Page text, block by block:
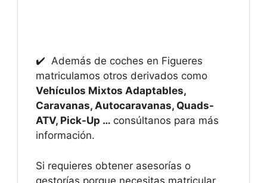
✔️ Además de coches en Figueres
matriculamos otros derivados como
Vehículos Mixtos Adaptables,
Caravanas, Autocaravanas, Quads-
ATV, Pick-Up … consúltanos para más
información.
Si requieres obtener asesorías o
gestorías porque necesitas matricular